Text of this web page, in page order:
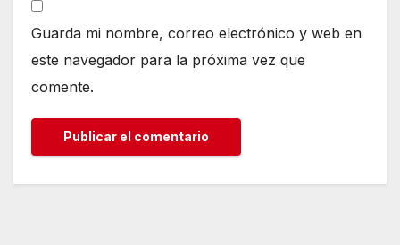
Guarda mi nombre, correo electrónico y web en
este navegador para la próxima vez que
comente.